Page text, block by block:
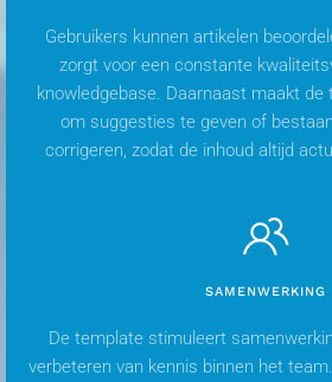
Gebruikers kunnen artikelen
zorgt voor een constante
knowledgebase. Daarnaast maakt
om suggesties te geven of
corrigeren, zodat de inhoud altijd
SAMENWERKING
De template stimuleert
verbeteren van kennis binnen het